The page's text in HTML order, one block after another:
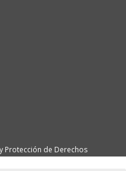
Protección de Derechos